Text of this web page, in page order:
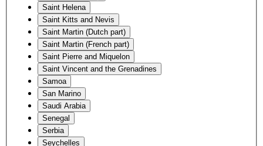
Saint Helena
Saint Kitts and Nevis
Saint Martin (Dutch part)
Saint Martin (French part)
Saint Pierre and Miquelon
Saint Vincent and the Grenadines
Samoa
San Marino
Saudi Arabia
Senegal
Serbia
Seychelles